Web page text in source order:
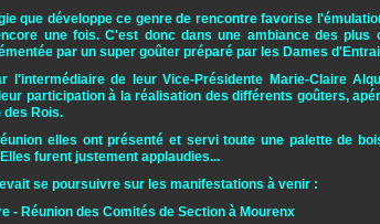
que développe ce genre de rencontre favorise
une fois. C'est donc dans une ambiance des
par un super goûter préparé par les Dames
l'intermédiaire de leur Vice-Présidente Marie-Claire
participation à la réalisation des différents goûters,
des Rois.
elles ont présenté et servi toute une palette de
furent justement applaudies...
se poursuivre sur les manifestations à venir :
- Réunion des Comités de Section à Mourenx